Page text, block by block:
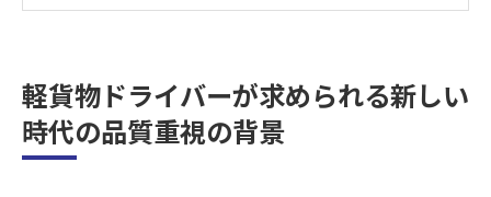
品質重視の重要性が業界に与える影響
新しい時代における品質向上の取り組み
軽貨物ドライバーが求められる新しい
時代の品質重視の背景